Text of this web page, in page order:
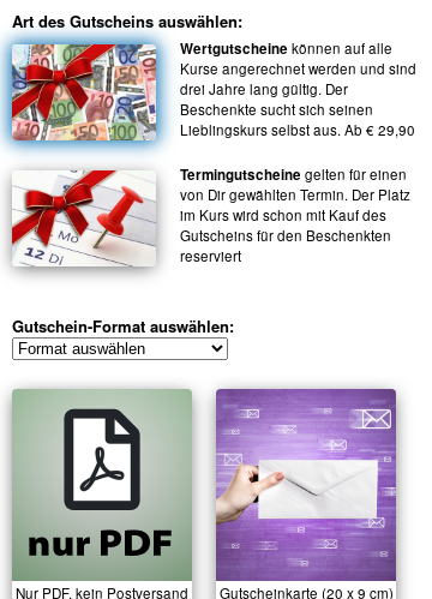
Art des Gutscheins auswählen:
Wertgutscheine können auf alle
Kurse angerechnet werden und sind
drei Jahre lang gültig. Der
Beschenkte sucht sich seinen
Lieblingskurs selbst aus. Ab € 29,90
Termingutscheine gelten für einen
von Dir gewählten Termin. Der Platz
im Kurs wird schon mit Kauf des
Gutscheins für den Beschenkten
reserviert
Gutschein-Format auswählen:
Nur PDF, kein Postversand Gutscheinkarte (20 x 9 cm)